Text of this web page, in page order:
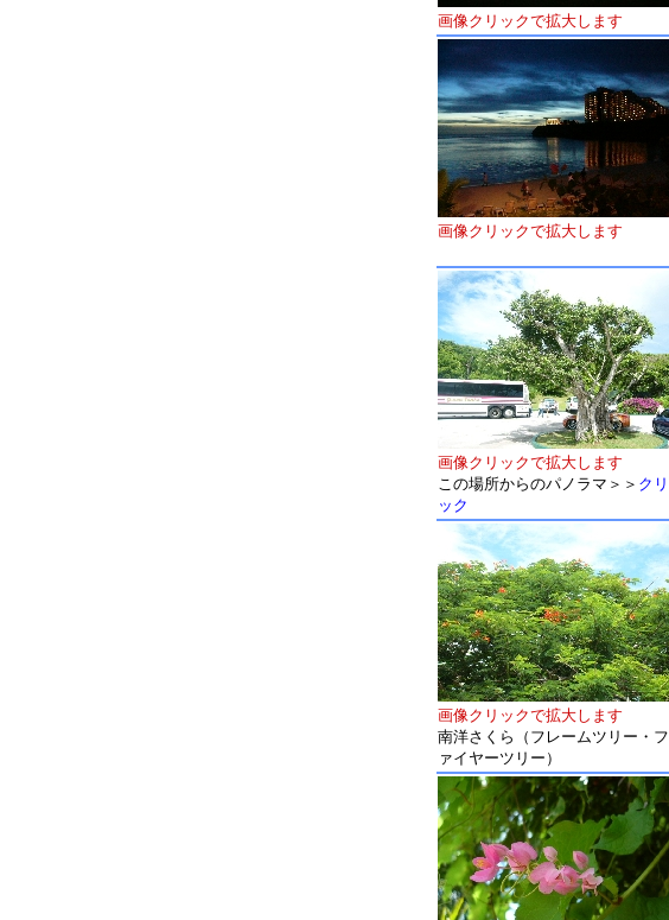
画像クリックで拡大します
画像クリックで拡大します
画像クリックで拡大します
この場所からのパノラマ＞＞ クリ
ック
画像クリックで拡大します
南洋さくら（フレームツリー・フ
ァイヤーツリー）